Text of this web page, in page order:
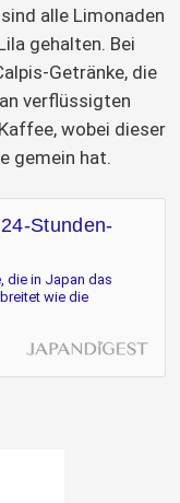
alle Limonaden
gehalten. Bei
Getränke, die
verflüssigten
wobei dieser
gemein hat.
Stunden-
die in Japan das
wie die